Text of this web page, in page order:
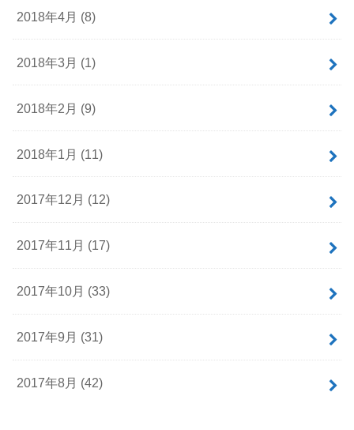
2018年4月 (8)
2018年3月 (1)
2018年2月 (9)
2018年1月 (11)
2017年12月 (12)
2017年11月 (17)
2017年10月 (33)
2017年9月 (31)
2017年8月 (42)